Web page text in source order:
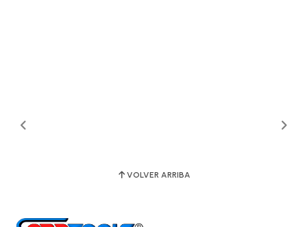
VOLVER ARRIBA